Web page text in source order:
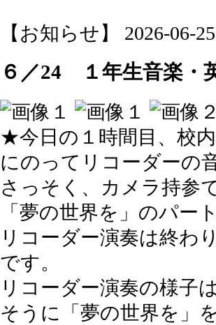
【お知らせ】 2026-06-
６／24 １年生音楽・
★今日の１時間目、校
にのってリコーダーの
さっそく、カメラ持参
「夢の世界を」のパー
リコーダー演奏は終わ
です。
リコーダー演奏の様子
そうに「夢の世界を」